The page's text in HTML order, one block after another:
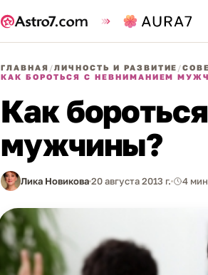
ГЛАВНАЯ /ЛИЧНОСТЬ И РАЗВИТИЕ /
КАК БОРОТЬСЯ С НЕВНИМАНИЕМ
Как
мужчины?
Лика Новикова20 августа 2013 г. 4